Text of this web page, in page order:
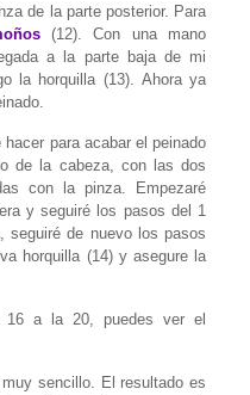
de la parte posterior. Para
(12). Con una mano
a la parte baja de mi
la horquilla (13). Ahora ya
para acabar el peinado
de la cabeza, con las dos
con la pinza. Empezaré
y seguiré los pasos del 1
seguiré de nuevo los pasos
horquilla (14) y asegure la
16 a la 20, puedes ver el
sencillo. El resultado es